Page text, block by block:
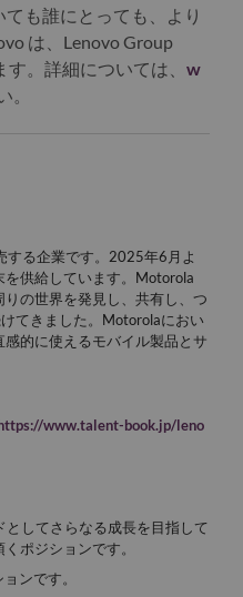
も誰にとっても、より
は、Lenovo Group
。詳細については、 w
。
する企業です。2025年6月よ
を供給しています。Motorola
の世界を発見し、共有し、つ
てきました。Motorolaにおい
的に使えるモバイル製品とサ
www.talent-book.jp/leno
してさらなる成長を目指して
ポジションです。
ョンです。